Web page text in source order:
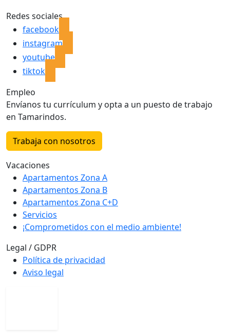
Redes sociales
facebook
instagram
youtube
tiktok
Empleo
Envíanos tu currículum y opta a un puesto de trabajo
en Tamarindos.
Trabaja con nosotros
Vacaciones
Apartamentos Zona A
Apartamentos Zona B
Apartamentos Zona C+D
Servicios
¡Comprometidos con el medio ambiente!
Legal / GDPR
Política de privacidad
Aviso legal